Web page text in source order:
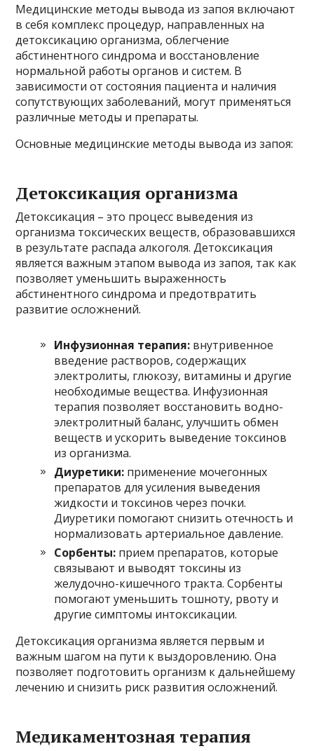
Медицинские методы вывода из запоя включают
в себя комплекс процедур, направленных на
детоксикацию организма, облегчение
абстинентного синдрома и восстановление
нормальной работы органов и систем. В
зависимости от состояния пациента и наличия
сопутствующих заболеваний, могут применяться
различные методы и препараты.
Основные медицинские методы вывода из запоя:
Детоксикация организма
Детоксикация – это процесс выведения из
организма токсических веществ, образовавшихся
в результате распада алкоголя. Детоксикация
является важным этапом вывода из запоя, так как
позволяет уменьшить выраженность
абстинентного синдрома и предотвратить
развитие осложнений.
Инфузионная терапия: внутривенное
введение растворов, содержащих
электролиты, глюкозу, витамины и другие
необходимые вещества. Инфузионная
терапия позволяет восстановить водно-
электролитный баланс, улучшить обмен
веществ и ускорить выведение токсинов
из организма.
Диуретики: применение мочегонных
препаратов для усиления выведения
жидкости и токсинов через почки.
Диуретики помогают снизить отечность и
нормализовать артериальное давление.
Сорбенты: прием препаратов, которые
связывают и выводят токсины из
желудочно-кишечного тракта. Сорбенты
помогают уменьшить тошноту, рвоту и
другие симптомы интоксикации.
Детоксикация организма является первым и
важным шагом на пути к выздоровлению. Она
позволяет подготовить организм к дальнейшему
лечению и снизить риск развития осложнений.
Медикаментозная терапия